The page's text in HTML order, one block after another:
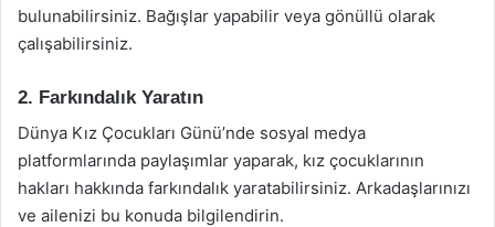
bulunabilirsiniz. Bağışlar yapabilir veya gönüllü olarak
çalışabilirsiniz.
2. Farkındalık Yaratın
Dünya Kız Çocukları Günü’nde sosyal medya
platformlarında paylaşımlar yaparak, kız çocuklarının
hakları hakkında farkındalık yaratabilirsiniz. Arkadaşlarınızı
ve ailenizi bu konuda bilgilendirin.